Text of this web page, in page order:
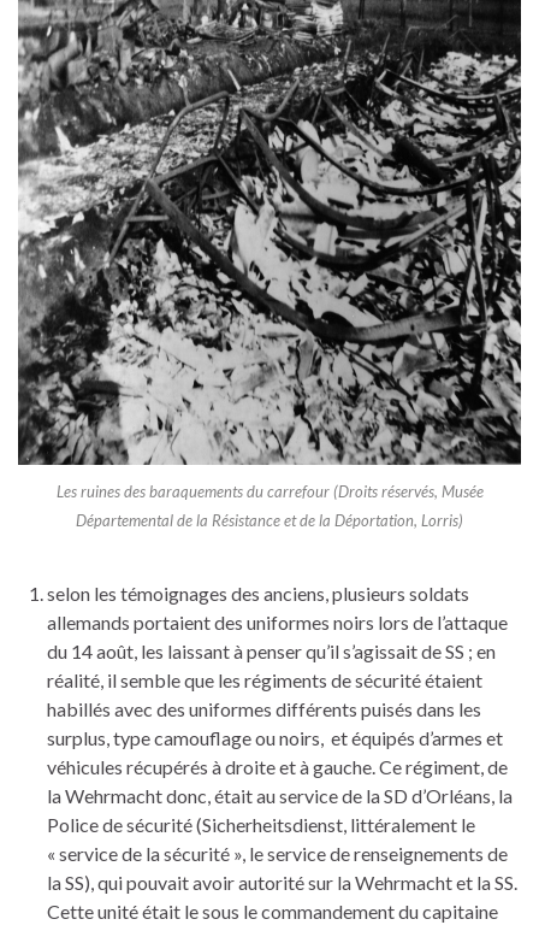
Les ruines des baraquements du carrefour (Droits réservés, Musée
Départemental de la Résistance et de la Déportation, Lorris)
selon les témoignages des anciens, plusieurs soldats
allemands portaient des uniformes noirs lors de l’attaque
du 14 août, les laissant à penser qu’il s’agissait de SS ; en
réalité, il semble que les régiments de sécurité étaient
habillés avec des uniformes différents puisés dans les
surplus, type camouflage ou noirs, et équipés d’armes et
véhicules récupérés à droite et à gauche. Ce régiment, de
la Wehrmacht donc, était au service de la SD d’Orléans, la
Police de sécurité (Sicherheitsdienst, littéralement le
« service de la sécurité », le service de renseignements de
la SS), qui pouvait avoir autorité sur la Wehrmacht et la SS.
Cette unité était le sous le commandement du capitaine